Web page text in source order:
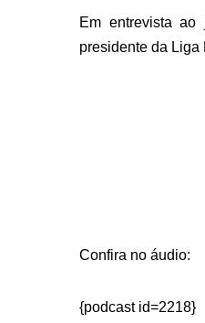
Em entrevista
presidente da Liga
Confira no áudio:
{podcast id=2218}